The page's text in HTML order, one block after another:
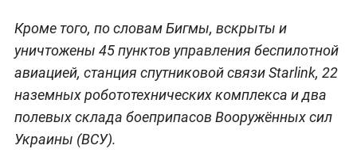
Кроме того, по словам Бигмы, вскрыты и
уничтожены 45 пунктов управления беспилотной
авиацией, станция спутниковой связи Starlink, 22
наземных робототехнических комплекса и два
полевых склада боеприпасов Вооружённых сил
Украины (ВСУ).